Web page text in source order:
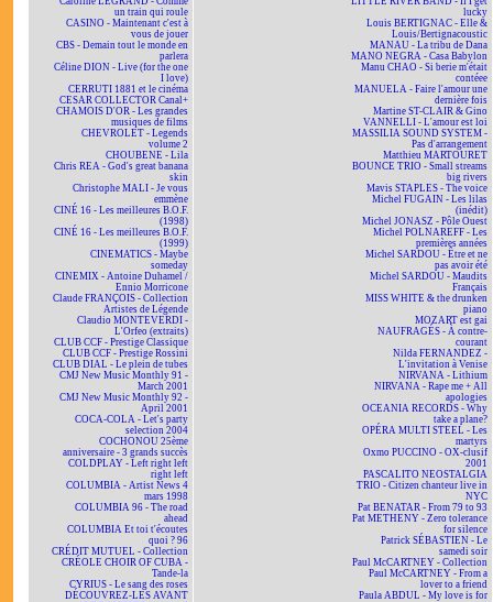
un train qui roule
CASINO - Maintenant c'est à
vous de jouer
CBS - Demain tout le monde en
parlera
Céline DION - Live (for the one
I love)
CERRUTI 1881 et le cinéma
CESAR COLLECTOR Canal+
CHAMOIS D'OR - Les grandes
musiques de films
CHEVROLET - Legends
volume 2
CHOUBENE - Lila
Chris REA - God's great banana
skin
Christophe MALI - Je vous
emmène
CINÉ 16 - Les meilleures B.O.F.
(1998)
CINÉ 16 - Les meilleures B.O.F.
(1999)
CINEMATICS - Maybe
someday
CINEMIX - Antoine Duhamel /
Ennio Morricone
Claude FRANÇOIS - Collection
Artistes de Légende
Claudio MONTEVERDI -
L'Orfeo (extraits)
CLUB CCF - Prestige Classique
CLUB CCF - Prestige Rossini
CLUB DIAL - Le plein de tubes
CMJ New Music Monthly 91 -
March 2001
CMJ New Music Monthly 92 -
April 2001
COCA-COLA - Let's party
selection 2004
COCHONOU 25ème
anniversaire - 3 grands succès
COLDPLAY - Left right left
right left
COLUMBIA - Artist News 4
mars 1998
COLUMBIA 96 - The road
ahead
COLUMBIA Et toi t'écoutes
quoi ? 96
CRÉDIT MUTUEL - Collection
CRÉOLE CHOIR OF CUBA -
Tande-la
CYRIUS - Le sang des roses
DÉCOUVREZ-LES AVANT
lucky
Louis BERTIGNAC - Elle &
Louis/Bertignacoustic
MANAU - La tribu de Dana
MANO NEGRA - Casa Babylon
Manu CHAO - Si berie m'était
contéee
MANUELA - Faire l'amour une
dernière fois
Martine ST-CLAIR & Gino
VANNELLI - L'amour est loi
MASSILIA SOUND SYSTEM -
Pas d'arrangement
Matthieu MARTOURET
BOUNCE TRIO - Small streams
big rivers
Mavis STAPLES - The voice
Michel FUGAIN - Les lilas
(inédit)
Michel JONASZ - Pôle Ouest
Michel POLNAREFF - Les
premières années
Michel SARDOU - Être et ne
pas avoir été
Michel SARDOU - Maudits
Français
MISS WHITE & the drunken
piano
MOZART est gai
NAUFRAGÉS - À contre-
courant
Nilda FERNANDEZ -
L'invitation à Venise
NIRVANA - Lithium
NIRVANA - Rape me + All
apologies
OCEANIA RECORDS - Why
take a plane?
OPÉRA MULTI STEEL - Les
martyrs
Oxmo PUCCINO - OX-clusif
2001
PASCALITO NEOSTALGIA
TRIO - Citizen chanteur live in
NYC
Pat BENATAR - From 79 to 93
Pat METHENY - Zero tolerance
for silence
Patrick SÉBASTIEN - Le
samedi soir
Paul McCARTNEY - Collection
Paul McCARTNEY - From a
lover to a friend
Paula ABDUL - My love is for